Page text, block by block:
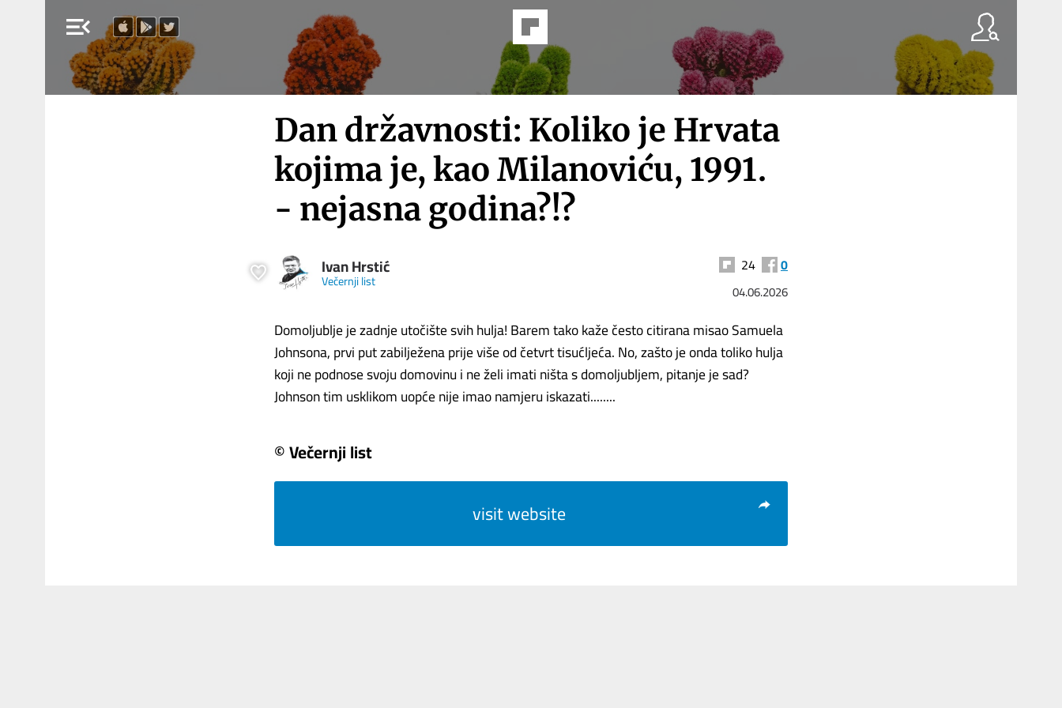
menu_open
Dan državnosti: Koliko je Hrvata
kojima je, kao Milanoviću, 1991.
- nejasna godina?!?
Ivan Hrstić
Večernji list
24 0
04.06.2026
Domoljublje je zadnje utočište svih hulja! Barem tako kaže često citirana misao Samuela
Johnsona, prvi put zabilježena prije više od četvrt tisućljeća. No, zašto je onda toliko hulja
koji ne podnose svoju domovinu i ne želi imati ništa s domoljubljem, pitanje je sad?
Johnson tim usklikom uopće nije imao namjeru iskazati........
© Večernji list
visit website